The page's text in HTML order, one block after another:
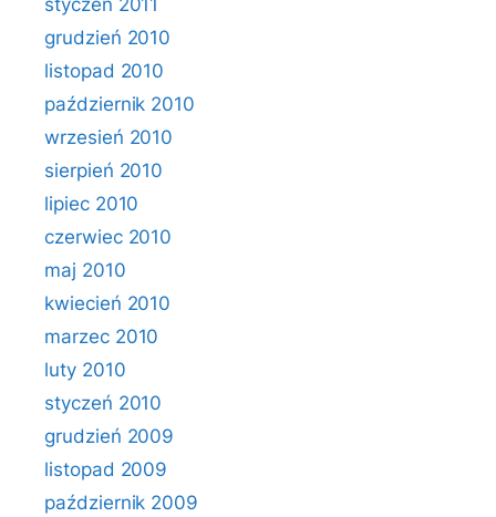
styczeń 2011
grudzień 2010
listopad 2010
październik 2010
wrzesień 2010
sierpień 2010
lipiec 2010
czerwiec 2010
maj 2010
kwiecień 2010
marzec 2010
luty 2010
styczeń 2010
grudzień 2009
listopad 2009
październik 2009